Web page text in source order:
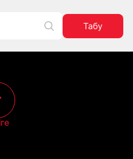
Табу